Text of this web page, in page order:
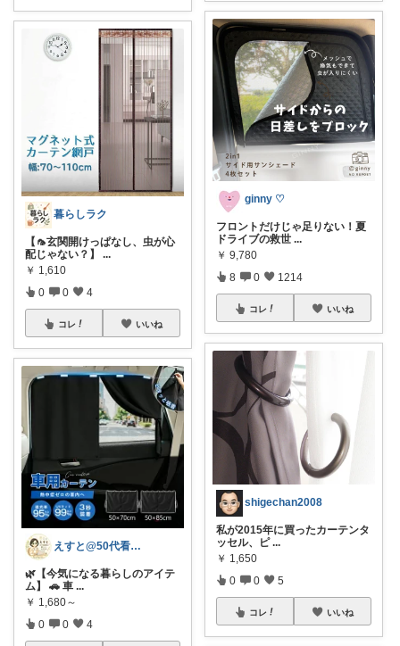
暮らしラク
【🦟玄関開けっぱなし、虫が心
配じゃない？】
...
￥ 1,610
0 0 4
コレ いいね
えすと@50代看護師の暮らしとおすすめ
🌿【今気になる暮らしのアイテ
ム】 🚗 車 ...
￥ 1,680～
0 0 4
ginny ♡
フロントだけじゃ足りない！夏
ドライブの救世 ...
￥ 9,780
8 0 1214
コレ いいね
shigechan2008
私が2015年に買ったカーテンタ
ッセル、ピ ...
￥ 1,650
0 0 5
コレ いいね